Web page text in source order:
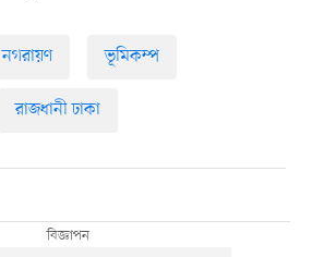
নগরায়ণ ভূমিকম্প
রাজধানী ঢাকা